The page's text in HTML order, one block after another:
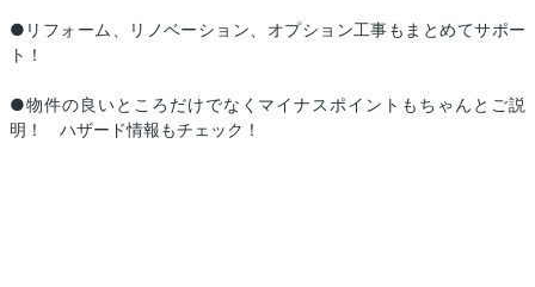
●リフォーム、リノベーション、オプション工事もまとめてサポー
ト！
●物件の良いところだけでなくマイナスポイントもちゃんとご説
明！ ハザード情報もチェック！